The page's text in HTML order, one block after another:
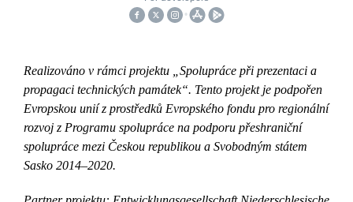
Realizováno v rámci projektu „Spolupráce při prezentaci a
propagaci technických památek“. Tento projekt je podpořen
Evropskou unií z prostředků Evropského fondu pro regionální
rozvoj z Programu spolupráce na podporu přeshraniční
spolupráce mezi Českou republikou a Svobodným státem
Sasko 2014–2020.